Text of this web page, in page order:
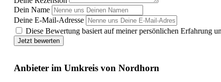
Dein Name
Deine E-Mail-Adresse
Diese Bewertung basiert auf meiner persönlichen Erfahrung
Jetzt bewerten
Anbieter im Umkreis von Nordhorn